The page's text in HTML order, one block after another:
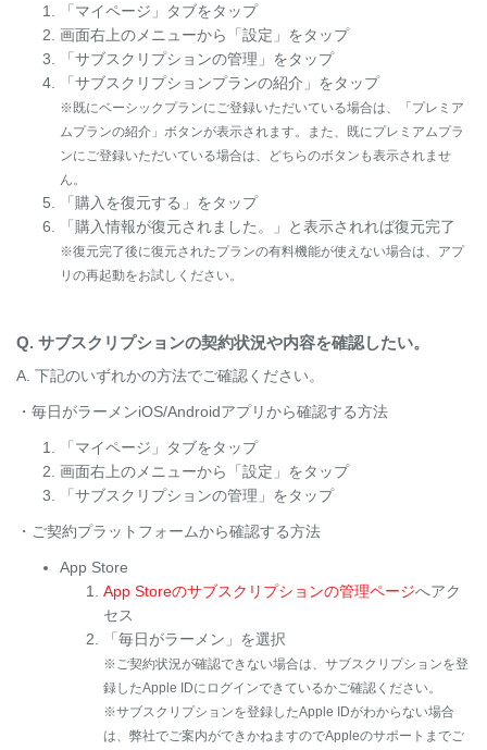
「マイページ」タブをタップ
画面右上のメニューから「設定」をタップ
「サブスクリプションの管理」をタップ
「サブスクリプションプランの紹介」をタップ
※既にベーシックプランにご登録いただいている場合は、「プレミア
ムプランの紹介」ボタンが表示されます。また、既にプレミアムプラ
ンにご登録いただいている場合は、どちらのボタンも表示されませ
ん。
「購入を復元する」をタップ
「購入情報が復元されました。」と表示されれば復元完了
※復元完了後に復元されたプランの有料機能が使えない場合は、アプ
リの再起動をお試しください。
Q. サブスクリプションの契約状況や内容を確認したい。
A. 下記のいずれかの方法でご確認ください。
・毎日がラーメンiOS/Androidアプリから確認する方法
「マイページ」タブをタップ
画面右上のメニューから「設定」をタップ
「サブスクリプションの管理」をタップ
・ご契約プラットフォームから確認する方法
App Store
App Storeのサブスクリプションの管理ページへアク
セス
「毎日がラーメン」を選択
※ご契約状況が確認できない場合は、サブスクリプションを登
録したApple IDにログインできているかご確認ください。
※サブスクリプションを登録したApple IDがわからない場合
は、弊社でご案内ができかねますのでAppleのサポートまでご